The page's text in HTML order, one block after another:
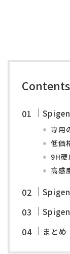
Contents
専用
低価
9H
高感
まとめ